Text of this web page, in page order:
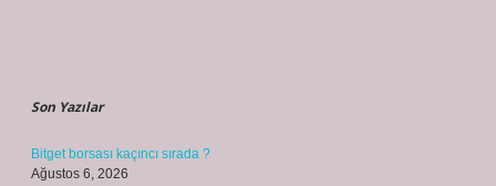
Son Yazılar
Bitget borsası kaçıncı sırada ?
Ağustos 6, 2026